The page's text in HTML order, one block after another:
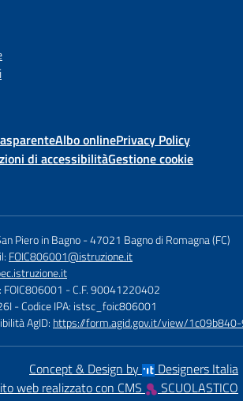
Albo onlinePrivacy Policy
di accessibilitàGestione cookie
Piero in Bagno-47021 Bagno di Romagna (FC)
FOIC806001@istruzione.it
FOIC806001 - C.F. 90041220402
- Codice IPA: istsc_foic806001
AgID: https://form.agid.gov.it/view/
Concept & Design by
Designers Italia
web realizzato con CMS
SCUOLASTICO